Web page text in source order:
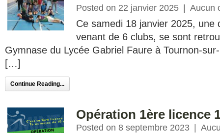
Posted on 22 janvier 2025 Aucun
Ce samedi 18 janvier 2025, une
venant de 6 clubs, se sont
Gymnase du Lycée Gabriel Faure à Tournon-
[…]
Continue Reading...
Opération 1ère licence
Posted on 8 septembre 2023